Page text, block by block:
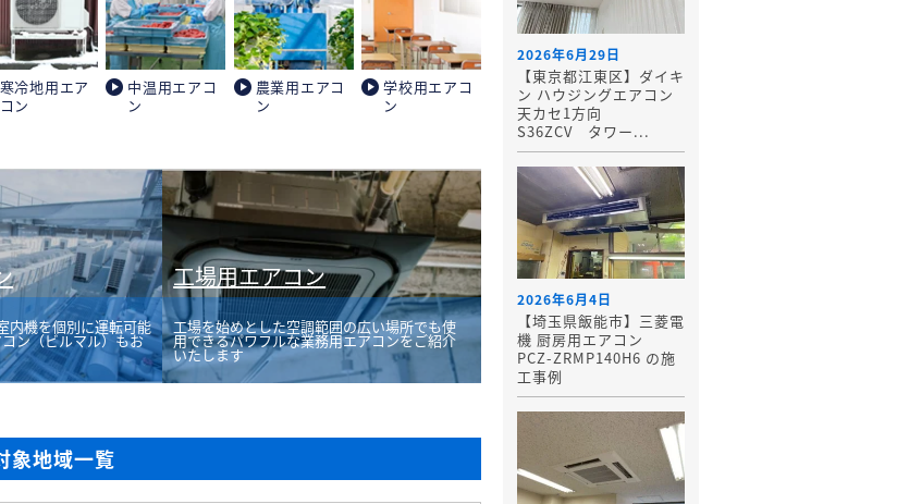
寒冷地用エア
コン
中温用エアコ
ン
農業用エアコ
ン
学校用エアコ
ン
内機を個別に運転可能
ン（ビルマル）もお
工場用エアコン
工場を始めとした空調範囲の広い場所でも使
用できるパワフルな業務用エアコンをご紹介
いたします
象地域一覧
2026年6月29日
【東京都江東区】ダイキ
ン ハウジングエアコン
天カセ1方向
S36ZCV タワー...
2026年6月4日
【埼玉県飯能市】三菱電
機 厨房用エアコン
PCZ-ZRMP140H6 の施
工事例